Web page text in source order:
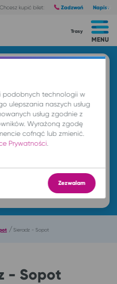
Chcesz kupić bilet: Zadzwoń Napisz
MENU
Trasy
Znajdź przejazd
/Sieradz - Sopot
- Sopot
podobnych technologii w
ulepszania naszych usług
usług zgodnie z
Wyrażoną zgodę
cofnąć lub zmienić.
Prywatności.
Zezwalam